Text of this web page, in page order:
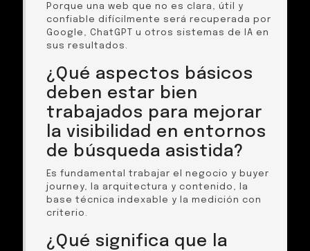
Porque una web que no es clara, útil y
confiable difícilmente será recuperada por
Google, ChatGPT u otros sistemas de IA en
sus resultados.
¿Qué aspectos básicos
deben estar bien
trabajados para mejorar
la visibilidad en entornos
de búsqueda asistida?
Es fundamental trabajar el negocio y buyer
journey, la arquitectura y contenido, la
base técnica indexable y la medición con
criterio.
¿Qué significa que la